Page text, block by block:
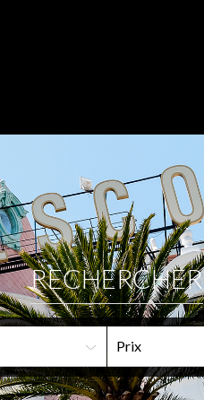
RECHERCHER